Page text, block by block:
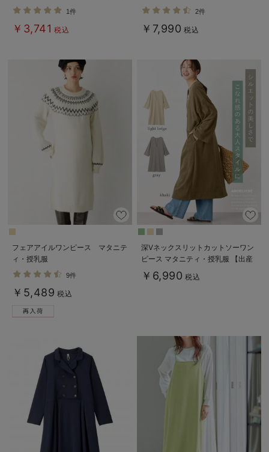
タニティ・授乳服【出産後も長く使
1件
￥3,741 税込
使える】
2件
￥7,990 税込
フェアアイルワンピース マタニテ
ィ・授乳服
9件
￥5,489 税込
深Vネックスリットカットソーワン
ピース マタニティ・授乳服 【出産
後も長く使える】
￥6,990 税込